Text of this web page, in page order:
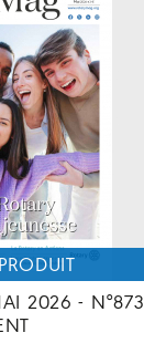
2026 - N°873